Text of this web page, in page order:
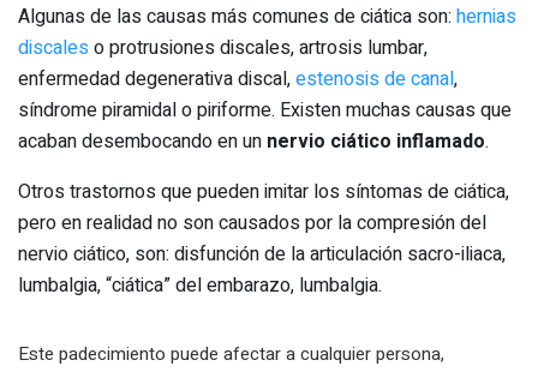
Algunas de las causas más comunes de ciática son: hernias
discales o protrusiones discales, artrosis lumbar,
enfermedad degenerativa discal,estenosis de canal,
síndrome piramidal o piriforme. Existen muchas causas que
acaban desembocando en un nervio ciático inflamado.
Otros trastornos que pueden imitar los síntomas de ciática,
pero en realidad no son causados por la compresión del
nervio ciático, son: disfunción de la articulación sacro-iliaca,
lumbalgia, “ciática” del embarazo, lumbalgia.
Este padecimiento puede afectar a cualquier persona,